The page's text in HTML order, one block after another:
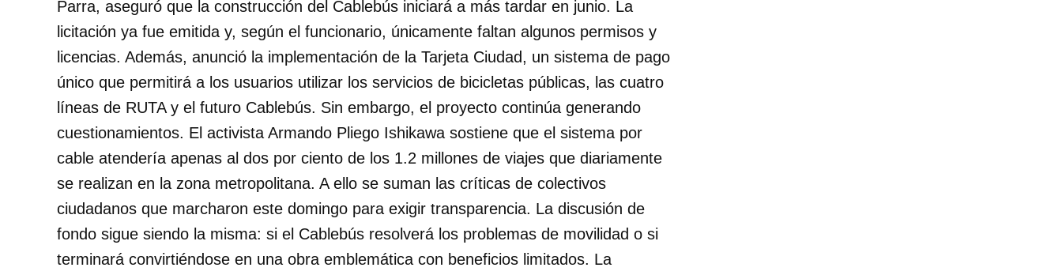
Parra, aseguró que la construcción del Cablebús iniciará a más tardar en junio. La
licitación ya fue emitida y, según el funcionario, únicamente faltan algunos permisos y
licencias. Además, anunció la implementación de la Tarjeta Ciudad, un sistema de pago
único que permitirá a los usuarios utilizar los servicios de bicicletas públicas, las cuatro
líneas de RUTA y el futuro Cablebús. Sin embargo, el proyecto continúa generando
cuestionamientos. El activista Armando Pliego Ishikawa sostiene que el sistema por
cable atendería apenas al dos por ciento de los 1.2 millones de viajes que diariamente
se realizan en la zona metropolitana. A ello se suman las críticas de colectivos
ciudadanos que marcharon este domingo para exigir transparencia. La discusión de
fondo sigue siendo la misma: si el Cablebús resolverá los problemas de movilidad o si
terminará convirtiéndose en una obra emblemática con beneficios limitados. La